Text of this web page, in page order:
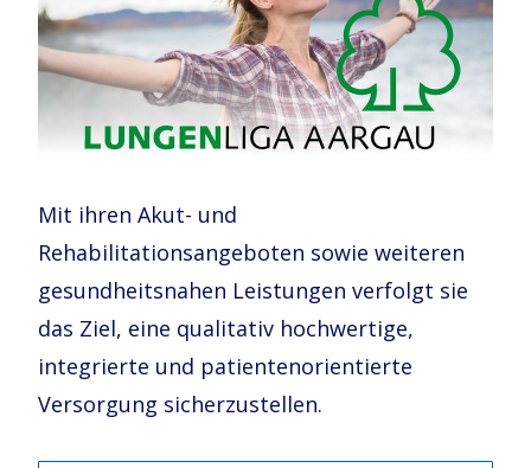
Mit ihren Akut- und
Rehabilitationsangeboten sowie weiteren
gesundheitsnahen Leistungen verfolgt sie
das Ziel, eine qualitativ hochwertige,
integrierte und patientenorientierte
Versorgung sicherzustellen.